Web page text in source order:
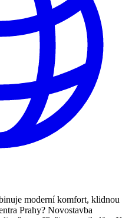
moderní komfort, klidnou
Prahy? Novostavba